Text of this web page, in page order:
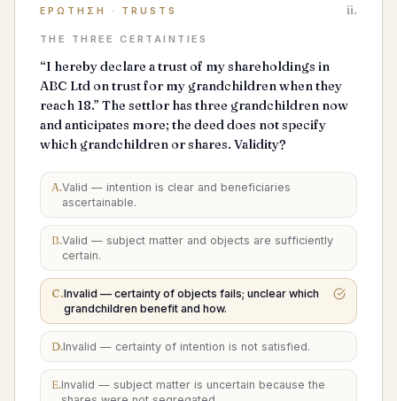
ΕΡΏΤΗΣΗ · TRUSTS ii.
THE THREE CERTAINTIES
“I hereby declare a trust of my shareholdings in
ABC Ltd on trust for my grandchildren when they
reach 18.” The settlor has three grandchildren now
and anticipates more; the deed does not specify
which grandchildren or shares. Validity?
A.Valid — intention is clear and beneficiaries
ascertainable.
B.Valid — subject matter and objects are sufficiently
certain.
C.Invalid — certainty of objects fails; unclear which
grandchildren benefit and how.
D.Invalid — certainty of intention is not satisfied.
E.Invalid — subject matter is uncertain because the